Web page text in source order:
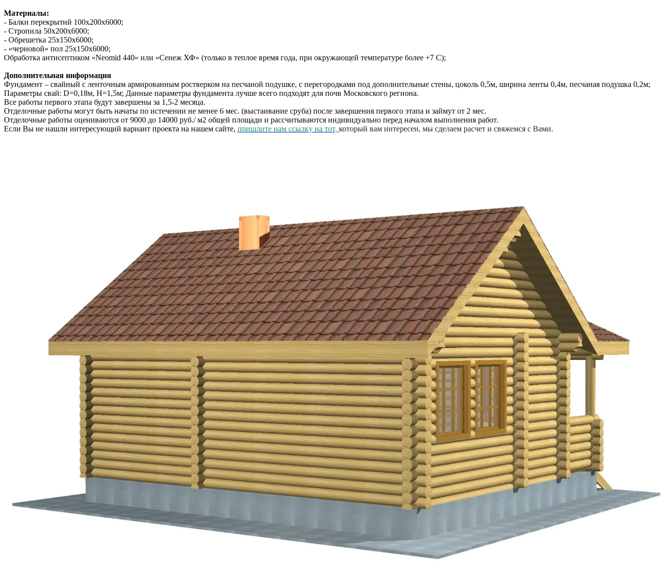
Материалы:
- Балки перекрытий 100х200х6000;
- Стропила 50х200х6000;
- Обрешетка 25х150х6000;
- «черновой» пол 25х150х6000;
Обработка антисептиком «Neomid 440» или «Сенеж ХФ» (только в теплое время года, при окружающей температуре более +7 С);
Дополнительная информация
Фундамент – свайный с ленточным армированным ростверком на песчаной подушке, с перегородками под дополнительные стены, цоколь 0,5м, ширина ленты 0,4м, песчаная подушка 0,2м;
Параметры свай: D=0,18м, H=1,5м; Данные параметры фундамента лучше всего подходят для почв Московского региона.
Все работы первого этапа будут завершены за 1,5-2 месяца.
Отделочные работы могут быть начаты по истечении не менее 6 мес. (выстаивание сруба) после завершения первого этапа и займут от 2 мес.
Отделочные работы оцениваются от 9000 до 14000 руб./ м2 общей площади и рассчитываются индивидуально перед началом выполнения работ.
Если Вы не нашли интересующий вариант проекта на нашем сайте, пришлите нам ссылку на тот, который вам интересен, мы сделаем расчет и свяжемся с Вами.